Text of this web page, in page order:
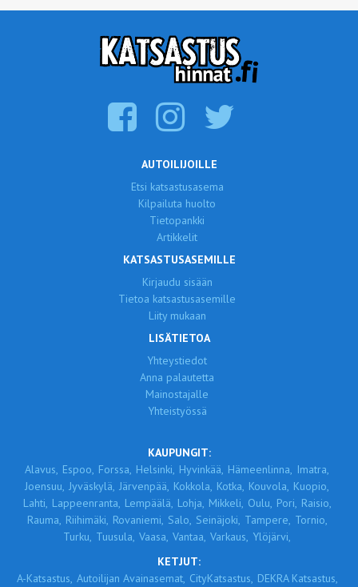
AUTOILIJOILLE
Etsi katsastusasema
Kilpailuta huolto
Tietopankki
Artikkelit
KATSASTUSASEMILLE
Kirjaudu sisään
Tietoa katsastusasemille
Liity mukaan
LISÄTIETOA
Yhteystiedot
Anna palautetta
Mainostajalle
Yhteistyössä
KAUPUNGIT:
Alavus, Espoo, Forssa, Helsinki, Hyvinkää, Hämeenlinna, Imatra,
Joensuu, Jyväskylä, Järvenpää, Kokkola, Kotka, Kouvola, Kuopio,
Lahti, Lappeenranta, Lempäälä, Lohja, Mikkeli, Oulu, Pori, Raisio,
Rauma, Riihimäki, Rovaniemi, Salo, Seinäjoki, Tampere, Tornio,
Turku, Tuusula, Vaasa, Vantaa, Varkaus, Ylöjärvi,
KETJUT:
A-Katsastus, Autoilijan Avainasemat, CityKatsastus, DEKRA Katsastus,